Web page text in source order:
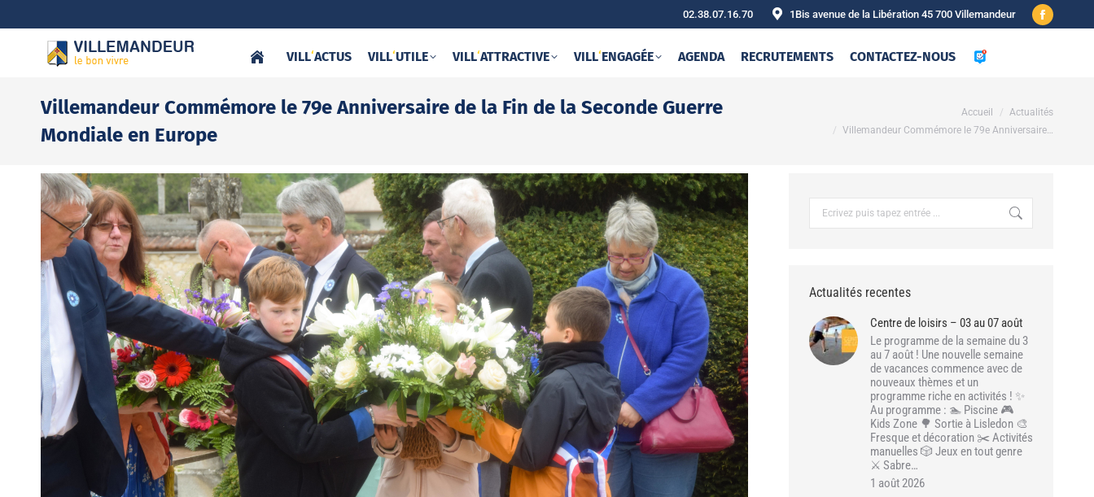
02.38.07.16.70 1Bis avenue de la Libération 45 700 Villemandeur
Facebook
new
window
VILL‘ACTUS VILL‘UTILE VILL‘ATTRACTIVE VILL‘ENGAGÉE AGENDA RECRUTEMENTS CONTACTEZ-NOUS
Villemandeur Commémore le 79e Anniversaire de la Fin de la Seconde Guerre
Mondiale en Europe
Accueil
Actualités
Villemandeur Commémore le 79e Anniversaire…
Actualités recentes
Centre de loisirs – 03 au 07 août
Le programme de la semaine du 3
au 7 août ! Une nouvelle semaine
de vacances commence avec de
nouveaux thèmes et un
programme riche en activités ! ✨
Au programme : 🏊 Piscine 🎮
Kids Zone 🌳 Sortie à Lisledon 🎨
Fresque et décoration ✂️ Activités
manuelles 🎲 Jeux en tout genre
⚔️ Sabre…
1 août 2026